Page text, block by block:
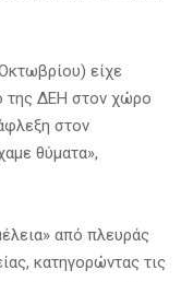
είχε
της ΔΕΗ στον χώρο
στον
θύματα»,
από πλευράς
κατηγορώντας τις